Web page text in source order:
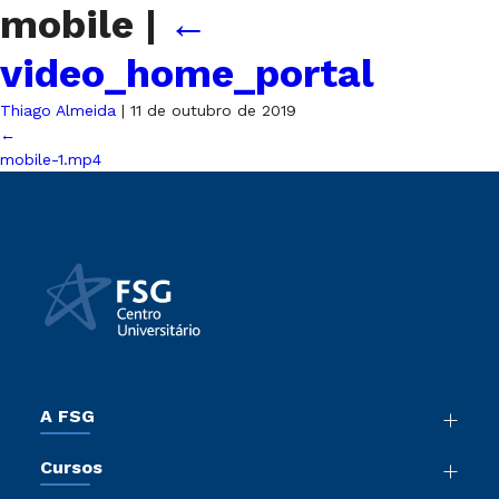
mobile | ←
video_home_portal
Thiago Almeida | 11 de outubro de 2019
←
mobile-1.mp4
A FSG
Sala de Imprensa
Cursos